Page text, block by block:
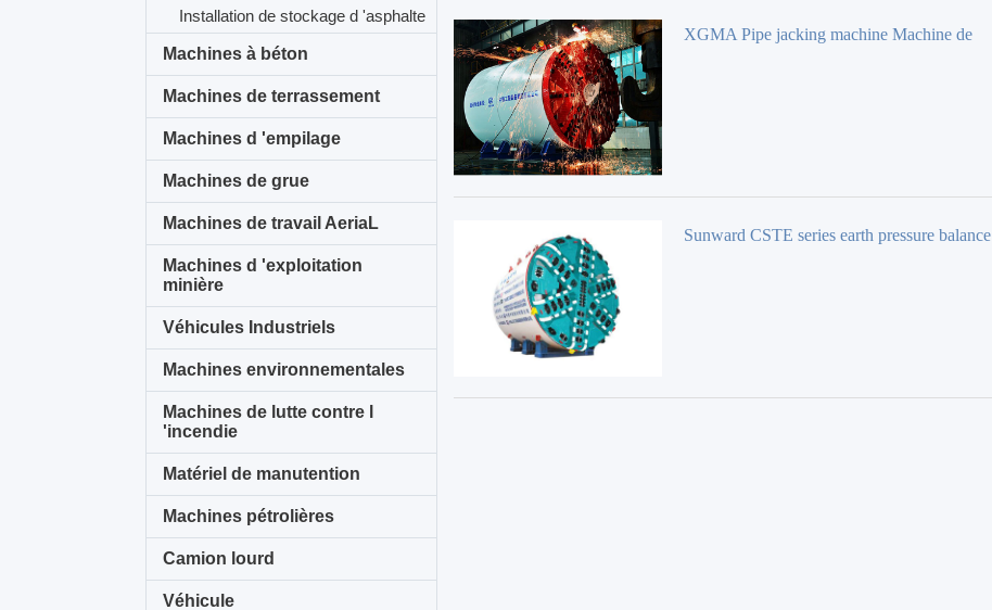
Installation de stockage d 'asphalte
Machines à béton
Machines de terrassement
Machines d 'empilage
Machines de grue
Machines de travail AeriaL
Machines d 'exploitation
minière
Véhicules Industriels
Machines environnementales
Machines de lutte contre l
'incendie
Matériel de manutention
Machines pétrolières
Camion lourd
Véhicule
XGMA Pipe jacking machine Machine de
Sunward CSTE series earth pressure balance